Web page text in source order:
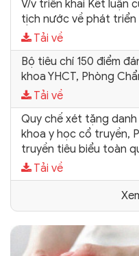
V/v triển khai Kết luận
tịch nước về phát triển
Tải về
Bộ tiêu chí 150 điểm
khoa YHCT, Phòng
Tải về
Quy chế xét tặng danh
khoa y học cổ truyền,
truyền tiêu biểu toàn
Tải về